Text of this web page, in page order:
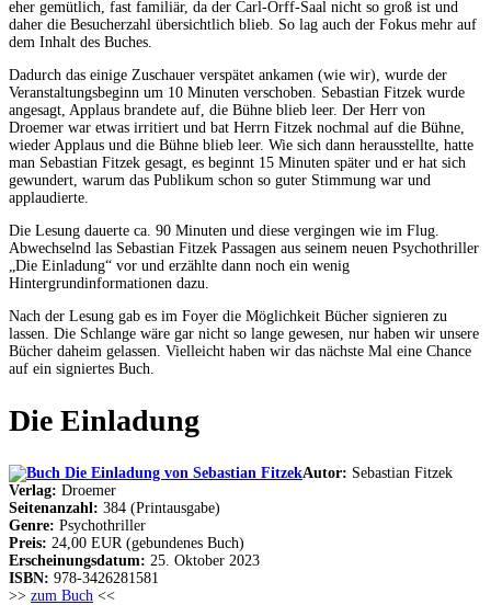
eher gemütlich, fast familiär, da der Carl-Orff-Saal nicht so groß ist und
daher die Besucherzahl übersichtlich blieb. So lag auch der Fokus mehr auf
dem Inhalt des Buches.
Dadurch das einige Zuschauer verspätet ankamen (wie wir), wurde der
Veranstaltungsbeginn um 10 Minuten verschoben. Sebastian Fitzek wurde
angesagt, Applaus brandete auf, die Bühne blieb leer. Der Herr von
Droemer war etwas irritiert und bat Herrn Fitzek nochmal auf die Bühne,
wieder Applaus und die Bühne blieb leer. Wie sich dann herausstellte, hatte
man Sebastian Fitzek gesagt, es beginnt 15 Minuten später und er hat sich
gewundert, warum das Publikum schon so guter Stimmung war und
applaudierte.
Die Lesung dauerte ca. 90 Minuten und diese vergingen wie im Flug.
Abwechselnd las Sebastian Fitzek Passagen aus seinem neuen Psychothriller
„Die Einladung“ vor und erzählte dann noch ein wenig
Hintergrundinformationen dazu.
Nach der Lesung gab es im Foyer die Möglichkeit Bücher signieren zu
lassen. Die Schlange wäre gar nicht so lange gewesen, nur haben wir unsere
Bücher daheim gelassen. Vielleicht haben wir das nächste Mal eine Chance
auf ein signiertes Buch.
Die Einladung
Autor: Sebastian Fitzek
Verlag: Droemer
Seitenanzahl: 384 (Printausgabe)
Genre: Psychothriller
Preis: 24,00 EUR (gebundenes Buch)
Erscheinungsdatum: 25. Oktober 2023
ISBN: 978-3426281581
>> zum Buch <<